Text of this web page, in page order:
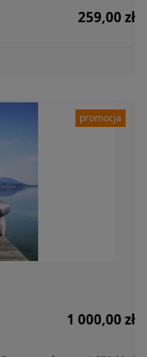
259,00 zł
1 000,00 zł
promocja